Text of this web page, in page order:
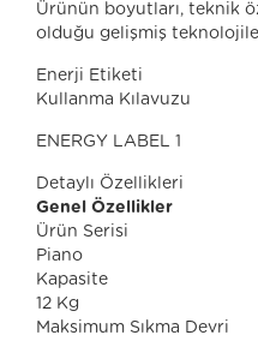
Ürünün boyutları, teknik
olduğu gelişmiş
Enerji Etiketi
Kullanma Kılavuzu
ENERGY LABEL 1
Detaylı Özellikleri
Genel Özellikler
Ürün Serisi
Piano
Kapasite
12 Kg
Maksimum Sıkma Devri